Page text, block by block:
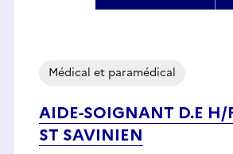
AIDE-SOIGNANT D.E H/
ST SAVINIEN
Médical et paramédical